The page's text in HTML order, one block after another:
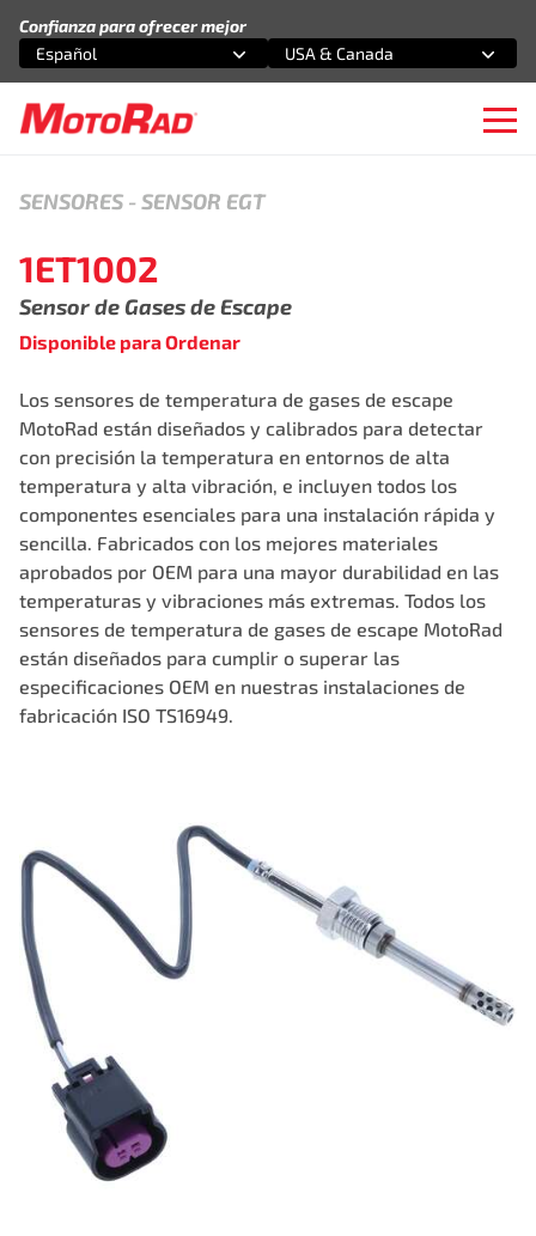
Confianza para ofrecer mejor
Selecciona una opción
Español
Selecciona una opción
USA & Canada
SENSORES - SENSOR EGT
1ET1002
Sensor de Gases de Escape
Disponible para Ordenar
Los sensores de temperatura de gases de escape
MotoRad están diseñados y calibrados para detectar
con precisión la temperatura en entornos de alta
temperatura y alta vibración, e incluyen todos los
componentes esenciales para una instalación rápida y
sencilla. Fabricados con los mejores materiales
aprobados por OEM para una mayor durabilidad en las
temperaturas y vibraciones más extremas. Todos los
sensores de temperatura de gases de escape MotoRad
están diseñados para cumplir o superar las
especificaciones OEM en nuestras instalaciones de
fabricación ISO TS16949.